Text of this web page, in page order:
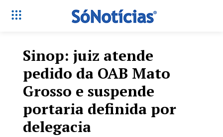
Sinop: juiz atende
pedido da OAB Mato
Grosso e suspende
portaria definida por
delegacia